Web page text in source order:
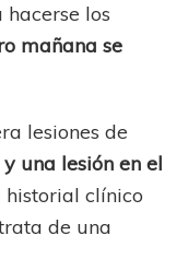
los
mañana se
lesiones de
una lesión en el
historial clínico
de una